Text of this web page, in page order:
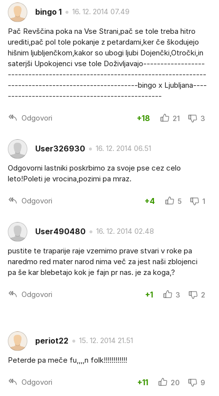
bingo 1 16. 12. 2014 07.49
Pač Revščina poka na Vse Strani,pač se tole treba hitro
urediti,pač pol tole pokanje z petardami,ker če škodujejo
hišnim ljubljenčkom,kakor so ubogi ljubi Dojenčki,Otročki,in
saterjši Upokojenci vse tole Doživljavajo------------------
----------------------------------------------------------
--------------------------------------bingo x Ljubljana----
---------------------------------------------
Odgovori +18 21 3
User326930 16. 12. 2014 06.51
Odgovorni lastniki poskrbimo za svoje pse cez celo
leto!Poleti je vrocina,pozimi pa mraz.
Odgovori +4 5 1
User490480 16. 12. 2014 02.48
pustite te traparije raje vzemimo prave stvari v roke pa
naredmo red mater narod nima več za jest naši zblojenci
pa še kar blebetajo kok je fajn pr nas. je za koga,?
Odgovori +1 3 2
periot22 15. 12. 2014 21.51
Peterde pa meče fu,,,,n folk!!!!!!!!!!!!
Odgovori +11 20 9